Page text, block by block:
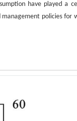
have played a
policies for